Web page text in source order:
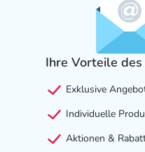
Ihre Vorteile
Exklusive
Individuelle
Aktionen &